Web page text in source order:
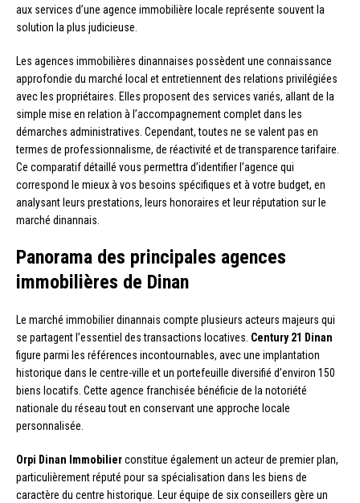
aux services d’une agence immobilière locale représente souvent la
solution la plus judicieuse.
Les agences immobilières dinannaises possèdent une connaissance
approfondie du marché local et entretiennent des relations privilégiées
avec les propriétaires. Elles proposent des services variés, allant de la
simple mise en relation à l’accompagnement complet dans les
démarches administratives. Cependant, toutes ne se valent pas en
termes de professionnalisme, de réactivité et de transparence tarifaire.
Ce comparatif détaillé vous permettra d’identifier l’agence qui
correspond le mieux à vos besoins spécifiques et à votre budget, en
analysant leurs prestations, leurs honoraires et leur réputation sur le
marché dinannais.
Panorama des principales agences
immobilières de Dinan
Le marché immobilier dinannais compte plusieurs acteurs majeurs qui
se partagent l’essentiel des transactions locatives. Century 21 Dinan
figure parmi les références incontournables, avec une implantation
historique dans le centre-ville et un portefeuille diversifié d’environ 150
biens locatifs. Cette agence franchisée bénéficie de la notoriété
nationale du réseau tout en conservant une approche locale
personnalisée.
Orpi Dinan Immobilierconstitue également un acteur de premier plan,
particulièrement réputé pour sa spécialisation dans les biens de
caractère du centre historique. Leur équipe de six conseillers gère un